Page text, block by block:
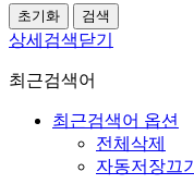
상세검색닫기
최근검색어
최근검색어 옵션
전체삭제
자동저장끄기